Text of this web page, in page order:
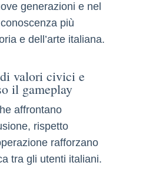
generazioni e nel
più
e dell’arte italiana.
valori civici e
il gameplay
affrontano
rispetto
rafforzano
tra gli utenti italiani.